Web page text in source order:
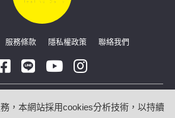
服務條款 隱私權政策 聯絡我們
© 2026 療日子 HealingDaily
，本網站採用cookies分析技術，以持續